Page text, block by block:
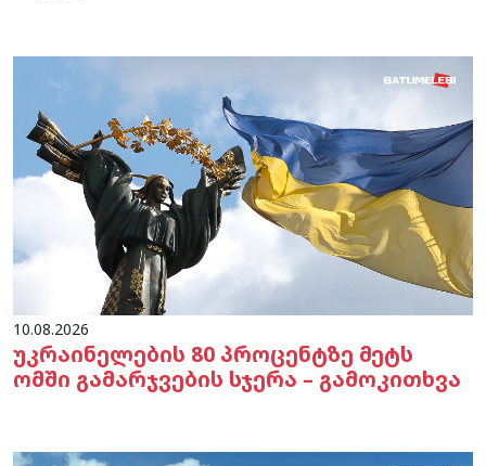
10.08.2026
უკრაინელების 80 პროცენტზე მეტს
ომში გამარჯვების სჯერა – გამოკითხვა